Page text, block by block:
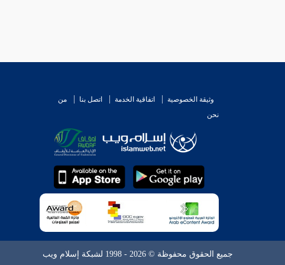
وثيقة الخصوصية اتفاقية الخدمة اتصل بنا
من
نحن
جميع الحقوق محفوظة © 2026 - 1998 لشبكة إسلام ويب